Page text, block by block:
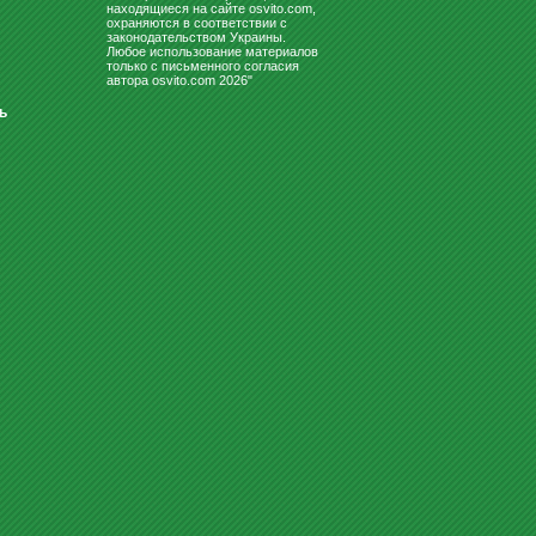
50грн Купить
находящиеся на сайте osvito.com,
охраняются в соответствии с
законодательством Украины.
Любое использование материалов
только с письменного согласия
автора osvito.com 2026"